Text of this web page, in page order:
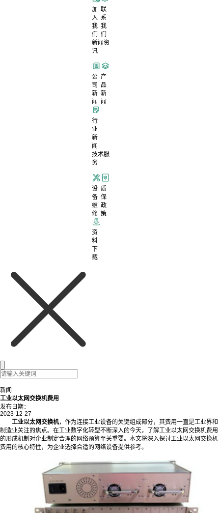
加
入
我
们
联
系
我
们
新闻资
讯
公
司
新
闻
产
品
新
闻
行
业
新
闻
技术服
务
设
备
维
修
质
保
政
策
资
料
下
载
新闻
工业以太网交换机费用
发布日期：
2023-12-27
工业以太网交换机，作为连接工业设备的关键组成部分，其费用一直是工业界和
制造业关注的焦点。在工业数字化转型不断深入的今天，了解工业以太网交换机费用
的形成机制对企业制定合理的网络预算至关重要。本文将深入探讨工业以太网交换机
费用的核心特性，为企业选择合适的网络设备提供参考。